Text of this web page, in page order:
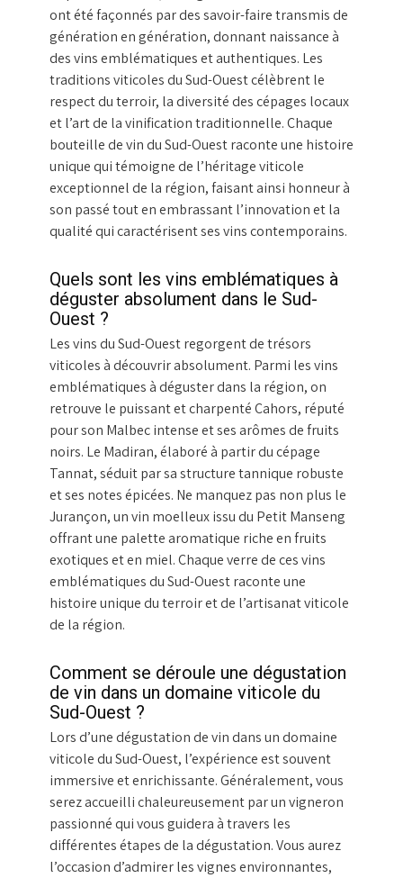
ont été façonnés par des savoir-faire transmis de
génération en génération, donnant naissance à
des vins emblématiques et authentiques. Les
traditions viticoles du Sud-Ouest célèbrent le
respect du terroir, la diversité des cépages locaux
et l’art de la vinification traditionnelle. Chaque
bouteille de vin du Sud-Ouest raconte une histoire
unique qui témoigne de l’héritage viticole
exceptionnel de la région, faisant ainsi honneur à
son passé tout en embrassant l’innovation et la
qualité qui caractérisent ses vins contemporains.
Quels sont les vins emblématiques à
déguster absolument dans le Sud-
Ouest ?
Les vins du Sud-Ouest regorgent de trésors
viticoles à découvrir absolument. Parmi les vins
emblématiques à déguster dans la région, on
retrouve le puissant et charpenté Cahors, réputé
pour son Malbec intense et ses arômes de fruits
noirs. Le Madiran, élaboré à partir du cépage
Tannat, séduit par sa structure tannique robuste
et ses notes épicées. Ne manquez pas non plus le
Jurançon, un vin moelleux issu du Petit Manseng
offrant une palette aromatique riche en fruits
exotiques et en miel. Chaque verre de ces vins
emblématiques du Sud-Ouest raconte une
histoire unique du terroir et de l’artisanat viticole
de la région.
Comment se déroule une dégustation
de vin dans un domaine viticole du
Sud-Ouest ?
Lors d’une dégustation de vin dans un domaine
viticole du Sud-Ouest, l’expérience est souvent
immersive et enrichissante. Généralement, vous
serez accueilli chaleureusement par un vigneron
passionné qui vous guidera à travers les
différentes étapes de la dégustation. Vous aurez
l’occasion d’admirer les vignes environnantes,